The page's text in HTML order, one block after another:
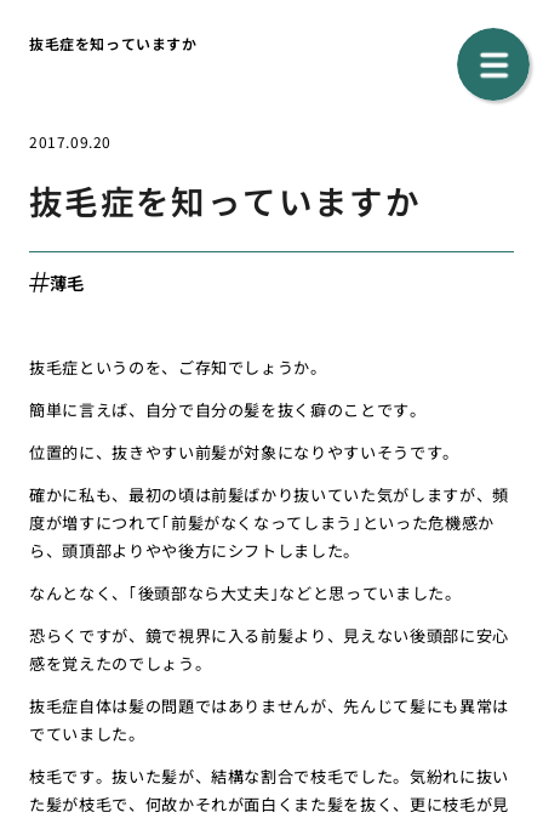
抜毛症を知っていますか
2017.09.20
抜毛症を知っていますか
薄毛
抜毛症というのを、ご存知でしょうか。
簡単に言えば、自分で自分の髪を抜く癖のことです。
位置的に、抜きやすい前髪が対象になりやすいそうです。
確かに私も、最初の頃は前髪ばかり抜いていた気がしますが、頻
度が増すにつれて｢前髪がなくなってしまう｣といった危機感か
ら、頭頂部よりやや後方にシフトしました。
なんとなく、｢後頭部なら大丈夫｣などと思っていました。
恐らくですが、鏡で視界に入る前髪より、見えない後頭部に安心
感を覚えたのでしょう。
抜毛症自体は髪の問題ではありませんが、先んじて髪にも異常は
でていました。
枝毛です。抜いた髪が、結構な割合で枝毛でした。気紛れに抜い
た髪が枝毛で、何故かそれが面白くまた髪を抜く、更に枝毛が見